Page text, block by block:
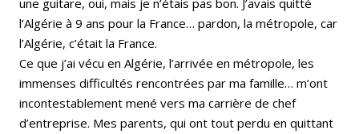
une guitare, oui, mais je n’étais pas bon. J’avais quitté
l’Algérie à 9 ans pour la France… pardon, la métropole, car
l’Algérie, c’était la France.
Ce que j’ai vécu en Algérie, l’arrivée en métropole, les
immenses difficultés rencontrées par ma famille… m’ont
incontestablement mené vers ma carrière de chef
d’entreprise. Mes parents, qui ont tout perdu en quittant